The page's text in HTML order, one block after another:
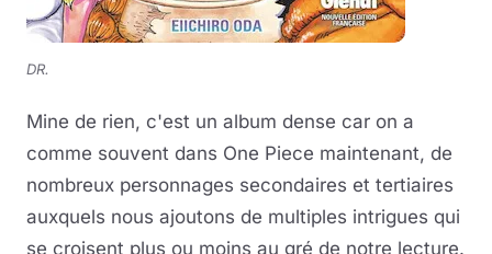
DR.
Mine de rien, c'est un album dense car on a
comme souvent dans One Piece maintenant, de
nombreux personnages secondaires et tertiaires
auxquels nous ajoutons de multiples intrigues qui
se croisent plus ou moins au gré de notre lecture.